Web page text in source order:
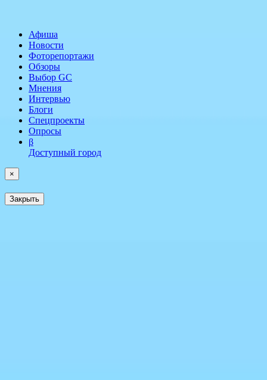
Афиша
Новости
Фоторепортажи
Обзоры
Выбор GC
Мнения
Интервью
Блоги
Спецпроекты
Опросы
β
Доступный город
×
Закрыть